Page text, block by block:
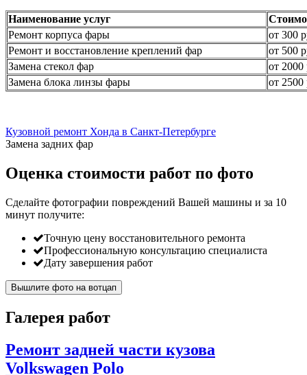
Наименование услуг
Ремонт корпуса фары
от 300
Ремонт и восстановление креплений фар
от 500
Замена стекол фар
от 2000
Замена блока линзы фары
от 2500
Кузовной ремонт Хонда в Санкт-Петербурге
Замена задних фар
Оценка стоимости работ по фото
Сделайте фотографии повреждений Вашей машины и за 10
минут получите:
Точную цену восстановительного ремонта
Профессиональную консультацию специалиста
Дату завершения работ
Вышлите фото на вотцап
Галерея работ
Ремонт задней части кузова
Volkswagen Polo